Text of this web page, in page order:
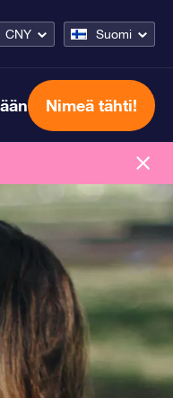
CNY Suomi
Nimeä tähti!